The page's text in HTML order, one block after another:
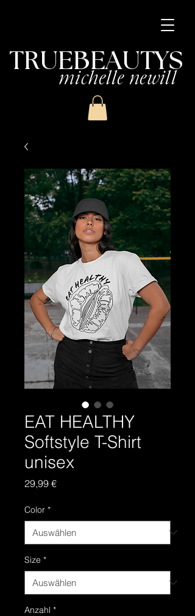
TRUEBEAUTYS
michelle newill
EAT HEALTHY
Softstyle T-Shirt
unisex
29,99 €Preis
Color *
Size *
Anzahl *